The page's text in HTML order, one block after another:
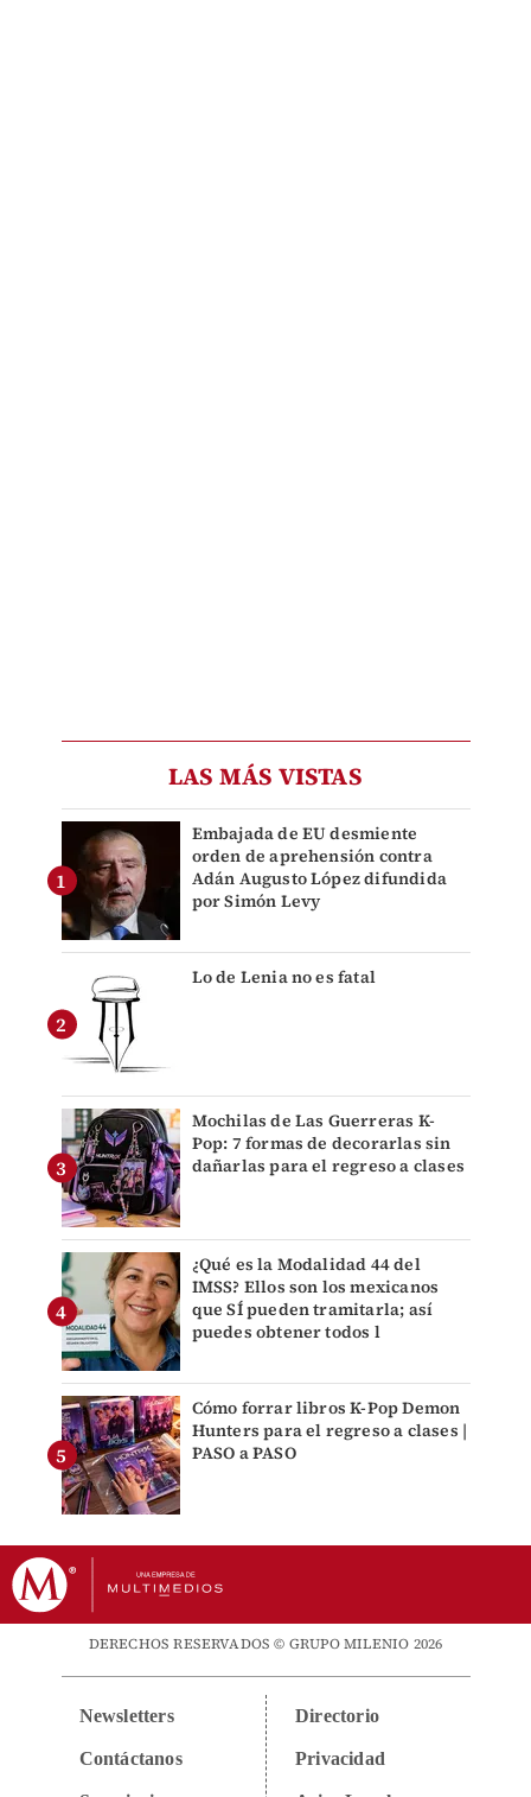
LAS MÁS VISTAS
Embajada de EU desmiente
orden de aprehensión contra
Adán Augusto López difundida
por Simón Levy
Lo de Lenia no es fatal
Mochilas de Las Guerreras K-
Pop: 7 formas de decorarlas sin
dañarlas para el regreso a clases
¿Qué es la Modalidad 44 del
IMSS? Ellos son los mexicanos
que SÍ pueden tramitarla; así
puedes obtener todos l
Cómo forrar libros K-Pop Demon
Hunters para el regreso a clases |
PASO a PASO
DERECHOS RESERVADOS © GRUPO MILENIO 2026
Newsletters
Contáctanos
Directorio
Privacidad